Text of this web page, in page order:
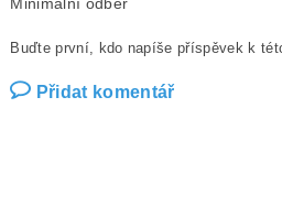
Buďte první, kdo napíše příspěvek k
Přidat komentář